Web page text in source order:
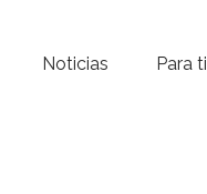
Noticias Para ti